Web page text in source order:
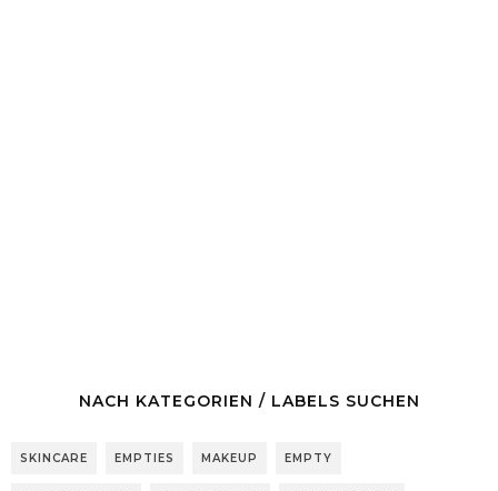
NACH KATEGORIEN / LABELS SUCHEN
SKINCARE EMPTIES MAKEUP EMPTY